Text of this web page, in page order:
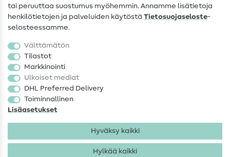
Peruutusoikeus
Suosittu
Kankaat
Ompelutarvikkeet
Ale
tai peruuttaa suostumus myöhemmin. Annamme lisätietoja
henkilötietojen ja palveluiden käytöstä Tietosuojaseloste-
selosteessamme.
Välttämätön
Tilastot
Markkinointi
Ulkoiset mediat
DHL Preferred Delivery
Toiminnallinen
Lisäasetukset
Hyväksy kaikki
Hylkää kaikki
Tietosuoja Käyttöehdot